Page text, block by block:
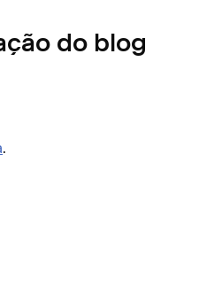
do blog
.